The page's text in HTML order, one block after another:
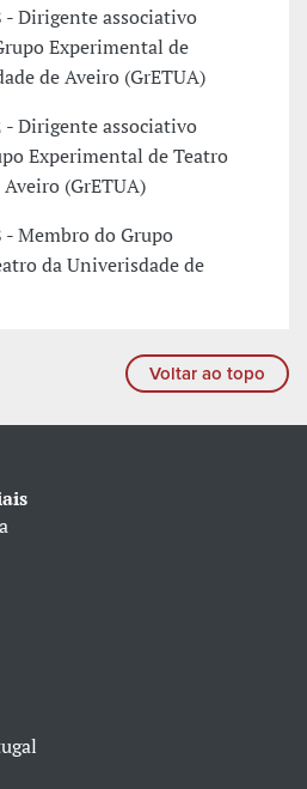
Dirigente associativo
Experimental de
de Aveiro (GrETUA)
Dirigente associativo
Experimental de Teatro
(GrETUA)
Membro do Grupo
da Univerisdade de
Voltar ao topo